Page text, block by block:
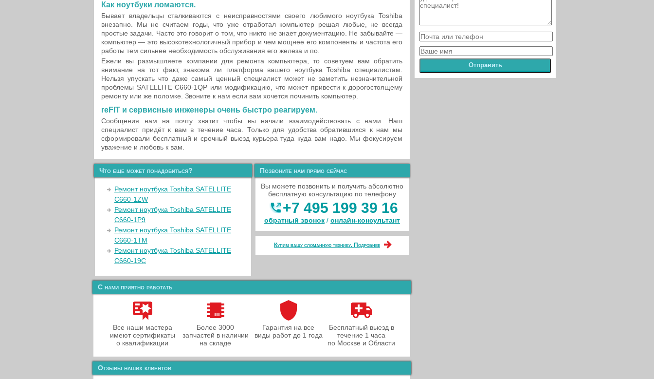
Как ноутбуки ломаются.
Бывает владельцы сталкиваются с неисправностями своего любимого ноутбука Toshiba
внезапно. Мы не считаем годы, что уже отработал компьютер решая любые, не всегда
простые задачи. Часто это говорит о том, что никто не знает документацию. Не забывайте —
компьютер — это высокотехнологичный прибор и чем мощнее его компоненты и частота его
работы тем сильнее необходимость обслуживания его железа и по.
Ежели вы размышляете компании для ремонта компьютера, то советуем вам обратить
внимание на тот факт, знакома ли платформа вашего ноутбука Toshiba специалистам.
Нельзя упускать что даже самый ценный специалист может не заметить незначительной
проблемы SATELLITE C660-1QP или модификацию, что может привести к дорогостоящему
ремонту или же поломке. Звоните к нам если вам хочется починить компьютер.
reFIT и сервисные инженеры очень быстро реагируем.
Сообщения нам на почту хватит чтобы вы начали взаимодействовать с нами. Наш
специалист придёт к вам в течение часа. Только для удобства обратившихся к нам мы
сформировали бесплатный и срочный выезд курьера туда куда вам надо. Мы фокусируем
уважение и любовь к вам.
Что еще может понадобиться?
Ремонт ноутбука Toshiba SATELLITE
C660-1ZW
Ремонт ноутбука Toshiba SATELLITE
C660-1P9
Ремонт ноутбука Toshiba SATELLITE
C660-1TM
Ремонт ноутбука Toshiba SATELLITE
C660-19C
Позвоните нам прямо сейчас
Вы можете позвонить и получить абсолютно
бесплатную консультацию по телефону
+7 495 199 39 16
обратный звонок / онлайн‑консультант
Купим вашу сломанную технику. Подробнее
С нами приятно работать
Все наши мастера
имеют сертификаты
о квалификации
Более 3000
запчастей в наличии
на складе
Гарантия на все
виды работ до 1 года
Бесплатный выезд в
течение 1 часа
по Москве и Области
Отзывы наших клиентов
Отправить